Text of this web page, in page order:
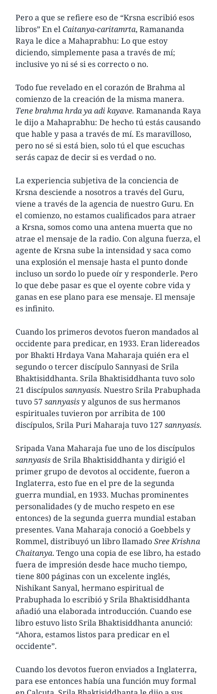
Pero a que se refiere eso de “Krsna escribió esos
libros” En elCaitanya-caritamrta, Ramananda
Raya le dice a Mahaprabhu: Lo que estoy
diciendo, simplemente pasa a través de mí;
inclusive yo ni sé si es correcto o no.
Todo fue revelado en el corazón de Brahma al
comienzo de la creación de la misma manera.
Tene brahma hrda ya adi kayave. Ramananda Raya
le dijo a Mahaprabhu: De hecho tú estás causando
que hable y pasa a través de mí. Es maravilloso,
pero no sé si está bien, solo tú el que escuchas
serás capaz de decir si es verdad o no.
La experiencia subjetiva de la conciencia de
Krsna desciende a nosotros a través del Guru,
viene a través de la agencia de nuestro Guru. En
el comienzo, no estamos cualificados para atraer
a Krsna, somos como una antena muerta que no
atrae el mensaje de la radio. Con alguna fuerza, el
agente de Krsna sube la intensidad y saca como
una explosión el mensaje hasta el punto donde
incluso un sordo lo puede oír y responderle. Pero
lo que debe pasar es que el oyente cobre vida y
ganas en ese plano para ese mensaje. El mensaje
es infinito.
Cuando los primeros devotos fueron mandados al
occidente para predicar, en 1933. Eran lidereados
por Bhakti Hrdaya Vana Maharaja quién era el
segundo o tercer discípulo Sannyasi de Srila
Bhaktisiddhanta. Srila Bhaktisiddhanta tuvo solo
21 discípulossannyasis. Nuestro Srila Prabuphada
tuvo 57 sannyasisy algunos de sus hermanos
espirituales tuvieron por arribita de 100
discípulos, Srila Puri Maharaja tuvo 127 sannyasis.
Sripada Vana Maharaja fue uno de los discípulos
sannyasisde Srila Bhaktisiddhanta y dirigió el
primer grupo de devotos al occidente, fueron a
Inglaterra, esto fue en el pre de la segunda
guerra mundial, en 1933. Muchas prominentes
personalidades (y de mucho respeto en ese
entonces) de la segunda guerra mundial estaban
presentes. Vana Maharaja conoció a Goebbels y
Rommel, distribuyó un libro llamadoSree Krishna
Chaitanya. Tengo una copia de ese libro, ha estado
fuera de impresión desde hace mucho tiempo,
tiene 800 páginas con un excelente inglés,
Nishikant Sanyal, hermano espiritual de
Prabuphada lo escribió y Srila Bhaktisiddhanta
añadió una elaborada introducción. Cuando ese
libro estuvo listo Srila Bhaktisiddhanta anunció:
“Ahora, estamos listos para predicar en el
occidente”.
Cuando los devotos fueron enviados a Inglaterra,
para ese entonces había una función muy formal